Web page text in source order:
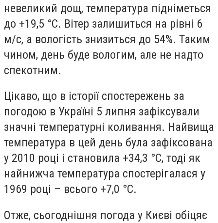
невеликий дощ, температура підніметься
до +19,5 °С. Вітер залишиться на рівні 6
м/с, а вологість знизиться до 54%. Таким
чином, день буде вологим, але не надто
спекотним.
Цікаво, що в історії спостережень за
погодою в Україні 5 липня зафіксували
значні температурні коливання. Найвища
температура в цей день була зафіксована
у 2010 році і становила +34,3 °С, тоді як
найнижча температура спостерігалася у
1969 році – всього +7,0 °С.
Отже, сьогоднішня погода у Києві обіцяє